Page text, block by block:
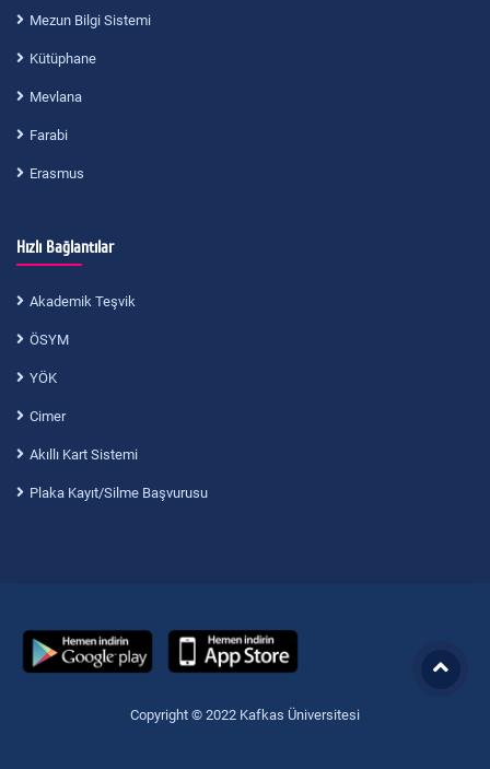
Mezun Bilgi Sistemi
Kütüphane
Mevlana
Farabi
Erasmus
Hızlı Bağlantılar
Akademik Teşvik
ÖSYM
YÖK
Cimer
Akıllı Kart Sistemi
Plaka Kayıt/Silme Başvurusu
Copyright © 2022 Kafkas Üniversitesi